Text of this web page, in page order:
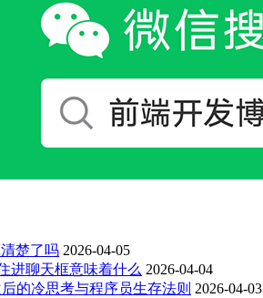
楚了吗 2026-04-05
进聊天框意味着什么 2026-04-04
的冷思考与程序员生存法则 2026-04-03